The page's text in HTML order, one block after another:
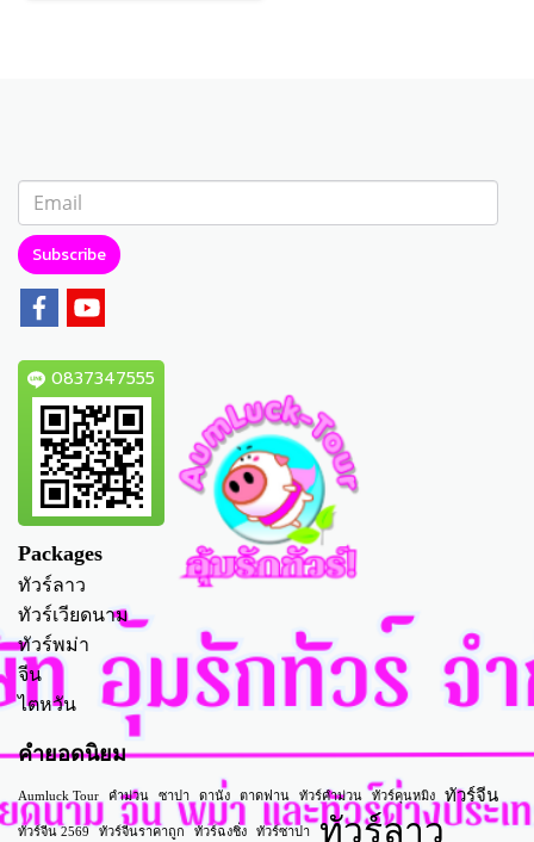
Subscribe
0837347555
Packages
ทัวร์ลาว
ทัวร์เวียดนาม
ทัวร์พม่า
จีน
ไตหวัน
คำยอดนิยม
Aumluck Tour คำม่วน ซาปา ดานัง ตาดฟาน ทัวร์คำม่วน ทัวร์คุนหมิง ทัวร์จีน
ทัวร์จีน 2569 ทัวร์จีนราคาถูก ทัวร์ฉงชิ่ง ทัวร์ซาปา ทัวร์ลาว